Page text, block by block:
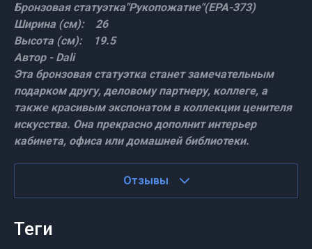
Бронзовая статуэтка"Рукопожатие"(EPA-373)
Ширина (см): 26
Высота (см): 19.5
Автор - Dali
Эта бронзовая статуэтка станет замечательным
подарком другу, деловому партнеру, коллеге, а
также красивым экспонатом в коллекции ценителя
искусства. Она прекрасно дополнит интерьер
кабинета, офиса или домашней библиотеки.
Отзывы
теги